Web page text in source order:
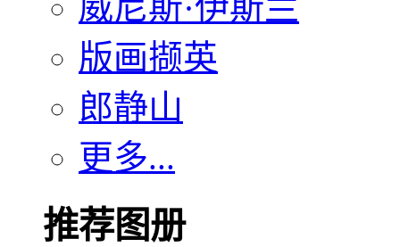
版画撷英
郎静山
更多...
推荐图册